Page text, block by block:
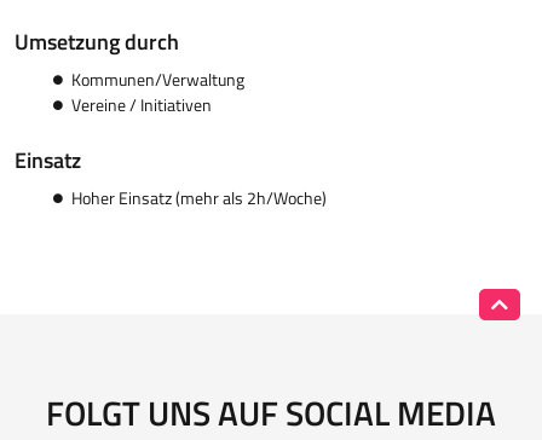
Umsetzung durch
Kommunen/Verwaltung
Vereine / Initiativen
Einsatz
Hoher Einsatz (mehr als 2h/Woche)
FOLGT UNS AUF SOCIAL MEDIA